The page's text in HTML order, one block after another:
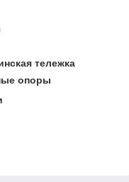
тележка
опоры